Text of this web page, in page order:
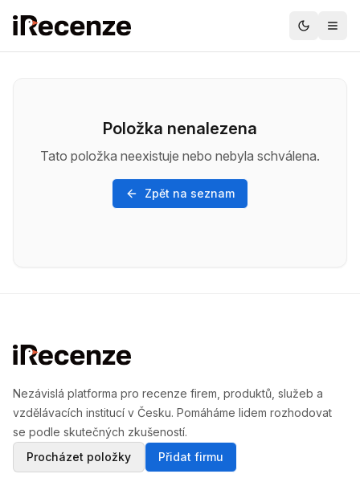
Položka nenalezena
Tato položka neexistuje nebo nebyla schválena.
Zpět na seznam
Nezávislá platforma pro recenze firem, produktů, služeb a
vzdělávacích institucí v Česku. Pomáháme lidem rozhodovat
se podle skutečných zkušeností.
Procházet položky
Přidat firmu